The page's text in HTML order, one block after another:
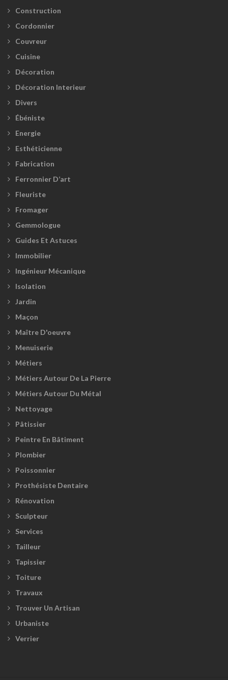
Construction
Cordonnier
Couvreur
Cuisine
Décoration
Décoration Interieur
Divers
Ébéniste
Energie
Esthéticienne
Fabrication
Ferronnier D’art
Fleuriste
Fromager
Gemmologue
Guides Et Astuces
Immobilier
Ingénieur Mécanique
Isolation
Jardin
Maçon
Maître D'oeuvre
Menuiserie
Métiers
Métiers Autour De La Pierre
Métiers Autour Du Métal
Nettoyage
Pâtissier
Peintre En Bâtiment
Plombier
Poissonnier
Prothésiste Dentaire
Rénovation
Sculpteur
Services
Tailleur
Tapissier
Toiture
Travaux
Trouver Un Artisan
Urbaniste
Verrier